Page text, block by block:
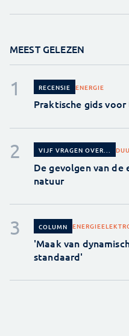
MEEST GELEZEN
RECENSIE ENERGIE
Praktische gids
VIJF VRAGEN OVER...
De gevolgen van
natuur
COLUMN ENERGIE
'Maak van
standaard'